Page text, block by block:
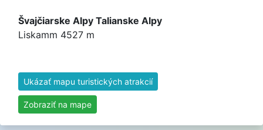
Švajčiarske Alpy Talianske Alpy
Liskamm 4527 m
Ukázať mapu turistických atrakcií
Zobraziť na mape